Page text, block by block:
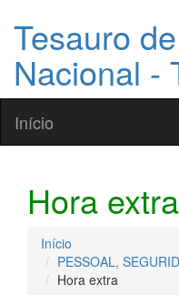
Tesauro
Nacional -
Início
Hora extra
Início
PESSOAL,
Hora extra